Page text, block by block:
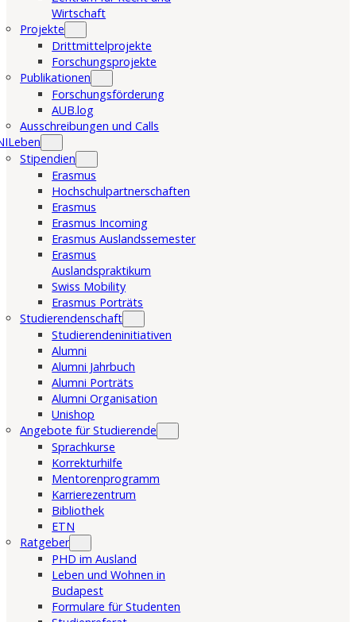
Wirtschaft
Projekte
Drittmittelprojekte
Forschungsprojekte
Publikationen
Forschungsförderung
AUB.log
Ausschreibungen und Calls
Stipendien
Erasmus
Hochschulpartnerschaften
Erasmus
Erasmus Incoming
Erasmus Auslandssemester
Erasmus
Auslandspraktikum
Swiss Mobility
Erasmus Porträts
Studierendenschaft
Studierendeninitiativen
Alumni
Alumni Jahrbuch
Alumni Porträts
Alumni Organisation
Unishop
Angebote für Studierende
Sprachkurse
Korrekturhilfe
Mentorenprogramm
Karrierezentrum
Bibliothek
ETN
Ratgeber
PHD im Ausland
Leben und Wohnen in
Budapest
Formulare für Studenten